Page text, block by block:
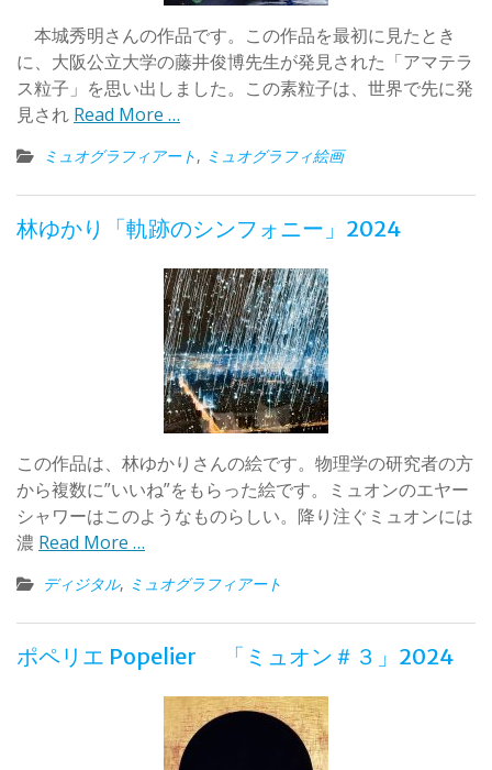
本城秀明さんの作品です。この作品を最初に見たとき
に、大阪公立大学の藤井俊博先生が発見された「アマテラ
ス粒子」を思い出しました。この素粒子は、世界で先に発
見され Read More …
ミュオグラフィアート, ミュオグラフィ絵画
林ゆかり「軌跡のシンフォニー」2024
この作品は、林ゆかりさんの絵です。物理学の研究者の方
から複数に”いいね”をもらった絵です。ミュオンのエヤー
シャワーはこのようなものらしい。降り注ぐミュオンには
濃 Read More …
ディジタル, ミュオグラフィアート
ポペリエ Popelier 「ミュオン＃３」2024